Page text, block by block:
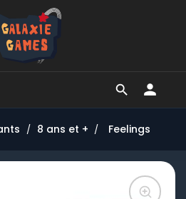

8 ans et + Feelings